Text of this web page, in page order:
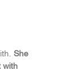
She
with